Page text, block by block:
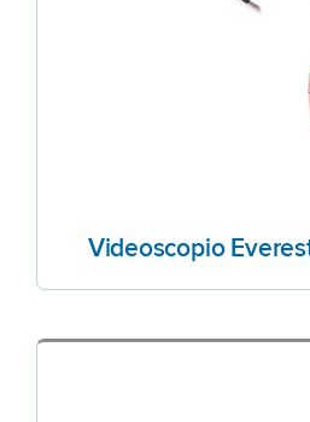
Videoscopio